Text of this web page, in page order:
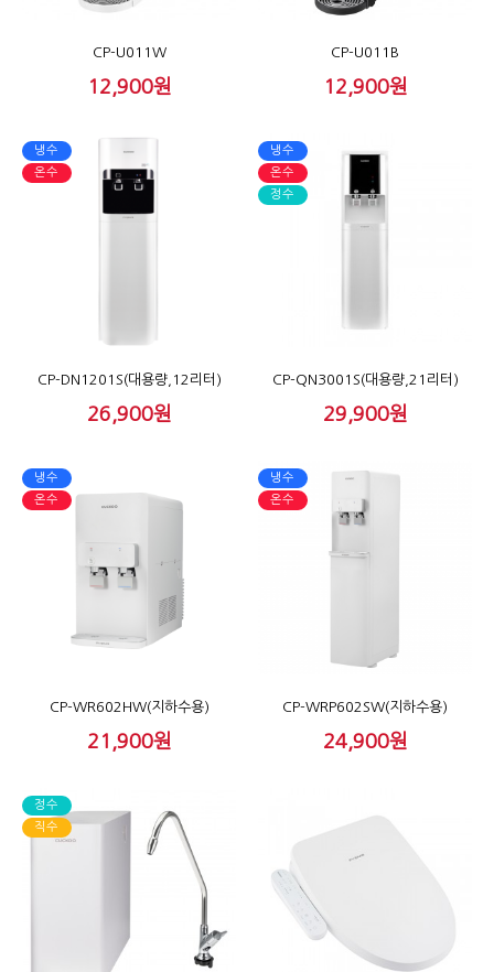
CP-U011W
12,900원
CP-U011B
12,900원
CP-DN1201S(대용량,12리터)
26,900원
냉수
온수
CP-QN3001S(대용량,21리터)
29,900원
냉수
온수
정수
CP-WR602HW(지하수용)
21,900원
냉수
온수
CP-WRP602SW(지하수용)
24,900원
냉수
온수
정수
직수